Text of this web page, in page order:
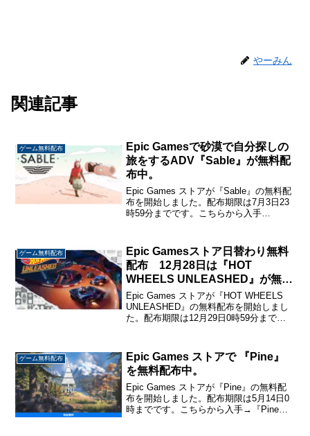
やーみん
関連記事
ゲーム無料配布
Epic Gamesで砂漠で自分探しの
旅をするADV『Sable』が無料配
布中。
Epic Games ストアが『Sable』の無料配
布を開始しました。配布期限は7月3日23
時59分までです。こちらから入手
バーバイクを相棒に自分探しのひとり...
ゲーム無料配布
Epic Gamesストア日替わり無料
配布 12月28日は『HOT
WHEELS UNLEASHED』が無料
配布中。
Epic Games ストアが『HOT WHEELS
UNLEASHED』の無料配布を開始しまし
た。配布期限は12月29日0時59分までで
UNLEASHE...
ゲーム無料配布
Epic Games ストアで 『Pine』
を無料配布中。
Epic Games ストアが『Pine』の無料配
布を開始しました。配布期限は5月14日0
時までです。こちらから入手→『Pine』